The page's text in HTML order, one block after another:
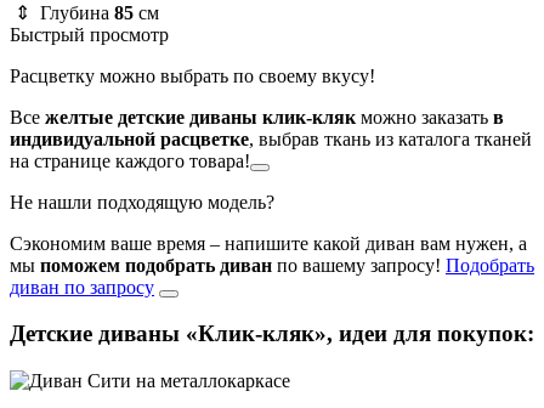
⇕ Глубина 85 см
Быстрый просмотр
Расцветку можно выбрать по своему вкусу!
Все желтые детские диваны клик-кляк можно заказать в
индивидуальной расцветке, выбрав ткань из каталога тканей
на странице каждого товара!
Не нашли подходящую модель?
Сэкономим ваше время – напишите какой диван вам нужен, а
мы поможем подобрать диван по вашему запросу! Подобрать
диван по запросу
Детские диваны «Клик-кляк», идеи для покупок: